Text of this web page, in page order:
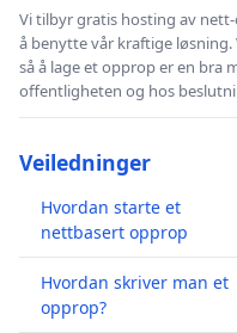
Vi tilbyr gratis hosting av
å benytte vår kraftige
så å lage et opprop er en bra
offentligheten og hos
Veiledninger
Hvordan starte et
nettbasert opprop
Hvordan skriver man et
opprop?